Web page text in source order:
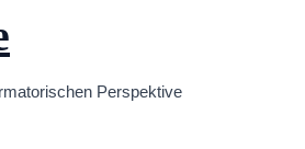
Perspektive